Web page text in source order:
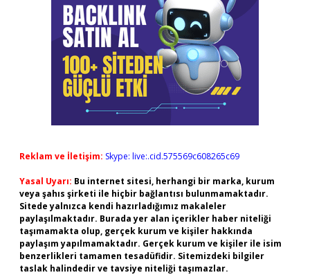
Reklam ve İletişim: Skype: live:.cid.575569c608265c69
Yasal Uyarı: Bu internet sitesi, herhangi bir marka, kurum
veya şahıs şirketi ile hiçbir bağlantısı bulunmamaktadır.
Sitede yalnızca kendi hazırladığımız makaleler
paylaşılmaktadır. Burada yer alan içerikler haber niteliği
taşımamakta olup, gerçek kurum ve kişiler hakkında
paylaşım yapılmamaktadır. Gerçek kurum ve kişiler ile isim
benzerlikleri tamamen tesadüfidir. Sitemizdeki bilgiler
taslak halindedir ve tavsiye niteliği taşımazlar.